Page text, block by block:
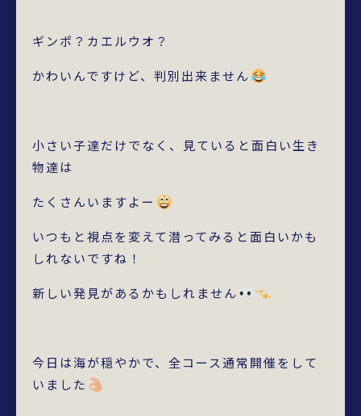
ギンポ？カエルウオ？
かわいんですけど、判別出来ません
小さい子達だけでなく、見ていると面白い生き
物達は
たくさんいますよー
いつもと視点を変えて潜ってみると面白いかも
しれないですね！
新しい発見があるかもしれません
今日は海が穏やかで、全コース通常開催をして
いました